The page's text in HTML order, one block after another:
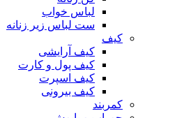
لباس خواب
ست لباس زیر زنانه
کیف
کیف آرایشی
کیف پول و کارت
کیف اسپرت
کیف بیرونی
کمربند